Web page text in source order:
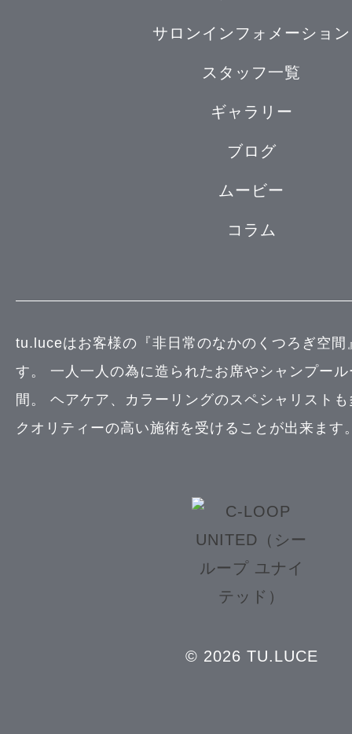
サロンインフォメーション
スタッフ一覧
ギャラリー
ブログ
ムービー
コラム
tu.luceはお客様の『非日常のなかのくつろぎ空間
す。 一人一人の為に造られたお席やシャンプー
間。 ヘアケア、カラーリングのスペシャリスト
クオリティーの高い施術を受けることが出来ます
© 2026 TU.LUCE